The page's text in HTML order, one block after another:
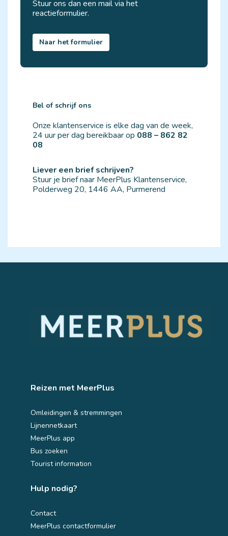
Stuur ons dan een mail via het
reactieformulier.
Naar het formulier
Bel of schrijf ons
Onze klantenservice is elke dag van de week,
24 uur per dag bereikbaar op 088 – 862 82
08
Liever een brief schrijven?
Stuur je brief naar MeerPlus Klantenservice,
Polderweg 20, 1446 AA, Purmerend
Reizen met MeerPlus
Omleidingen & stremmingen
Lijnennetkaart
MeerPlus app
Bus zoeken
Tourist information
Hulp nodig?
Contact
MeerPlus contactformulier